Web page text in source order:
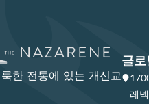
한 전통에 있는 개신교
글로
레